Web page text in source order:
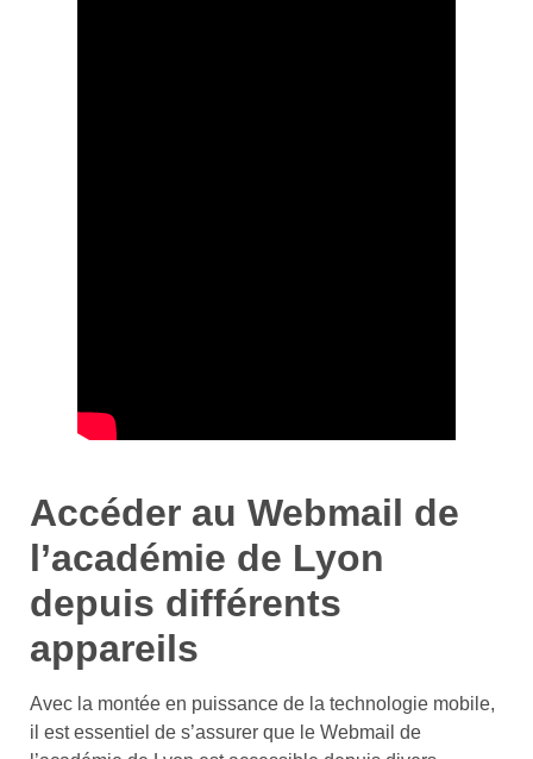
Accéder au Webmail de
l’académie de Lyon
depuis différents
appareils
Avec la montée en puissance de la technologie mobile,
il est essentiel de s’assurer que le Webmail de